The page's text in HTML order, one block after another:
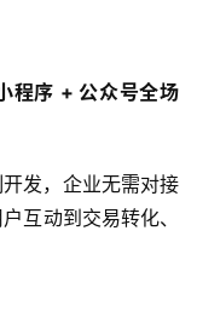
程序 + 公众号全场
发，企业无需对接
互动到交易转化、